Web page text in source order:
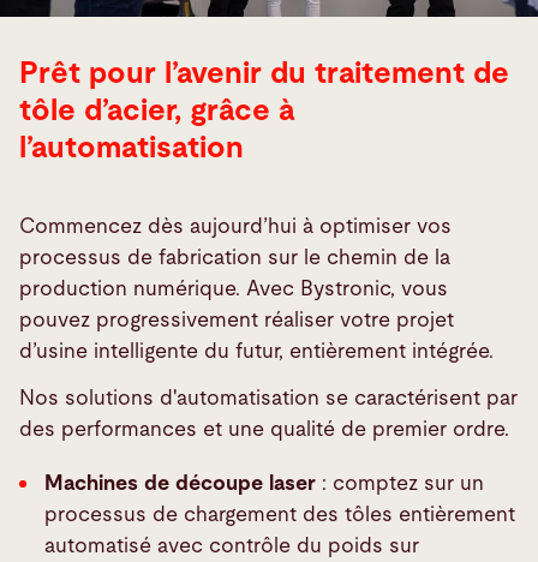
Prêt pour l’avenir du traitement de
tôle d’acier, grâce à
l’automatisation
Commencez dès aujourd’hui à optimiser vos
processus de fabrication sur le chemin de la
production numérique. Avec Bystronic, vous
pouvez progressivement réaliser votre projet
d’usine intelligente du futur, entièrement intégrée.
Nos solutions d'automatisation se caractérisent par
des performances et une qualité de premier ordre.
Machines de découpe laser: comptez sur un
processus de chargement des tôles entièrement
automatisé avec contrôle du poids sur